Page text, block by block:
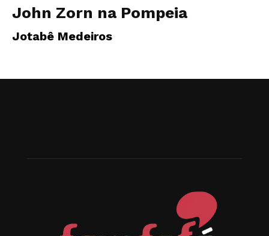
John Zorn na Pompeia
Jotabê Medeiros